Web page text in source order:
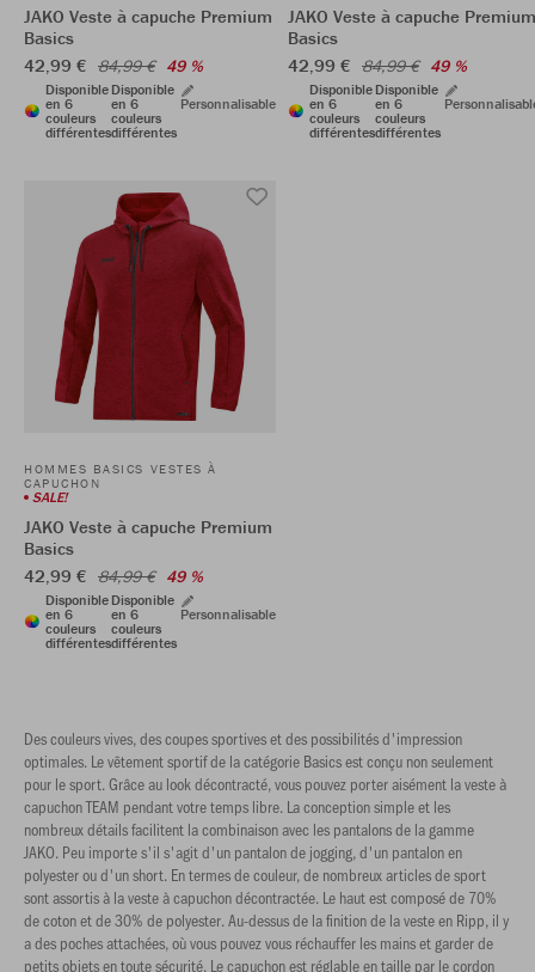
JAKO Veste à capuche Premium
Basics
42,99 € 84,99 € 49 %
Disponible
en 6
couleurs
différentes
Disponible
en 6
couleurs
différentes
Personnalisable
JAKO Veste à capuche Premium
Basics
42,99 € 84,99 € 49 %
Disponible
en 6
couleurs
différentes
Disponible
en 6
couleurs
différentes
HOMMES BASICS VESTES À
CAPUCHON
SALE!
JAKO Veste à capuche Premium
Basics
42,99 € 84,99 € 49 %
Disponible
en 6
couleurs
différentes
Disponible
en 6
couleurs
différentes
Personnalisable
Des couleurs vives, des coupes sportives et des possibilités d'impression
optimales. Le vêtement sportif de la catégorie Basics est conçu non seulement
pour le sport. Grâce au look décontracté, vous pouvez porter aisément la veste à
capuchon TEAM pendant votre temps libre. La conception simple et les
nombreux détails facilitent la combinaison avec les pantalons de la gamme
JAKO. Peu importe s'il s'agit d'un pantalon de jogging, d'un pantalon en
polyester ou d'un short. En termes de couleur, de nombreux articles de sport
sont assortis à la veste à capuchon décontractée. Le haut est composé de 70%
de coton et de 30% de polyester. Au-dessus de la finition de la veste en Ripp, il y
a des poches attachées, où vous pouvez vous réchauffer les mains et garder de
petits objets en toute sécurité. Le capuchon est réglable en taille par le cordon